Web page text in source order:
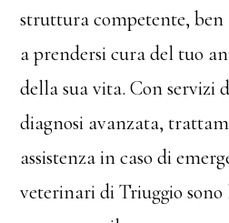
struttura competente,
a prendersi cura del tuo
della sua vita. Con servizi
diagnosi avanzata,
assistenza in caso di
veterinari di Triuggio sono